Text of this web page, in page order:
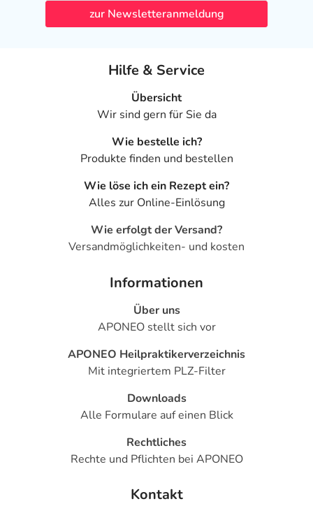
- Vermehrter Gallenfarbstoff (Bilirubin) im Blut
- Verminderte Nierenausscheidung von Kreatinin
- Gürtelrose (Herpes zoster-Infektion)
- Verminderung der Anzahl aller Blutkörperchen
- Knochenmarkstörung mit Blutbildungsstörung
(Knochenmarkdepression)
(Agranulozytose)
- Kopfschmerzen
- Benommenheit
- Das Lungenbindegewebe betreffende
- Entzündung der Lungenbläschen, die tödlich verlaufen
- Hautausschlag
- Entzündliche Hautrötung (Erythem)
- Bindehautentzündung
- Bei Immunschwäche auftretende Infektion, die tödlich
verlaufen kann
- Vergrößerung der Lymphknoten (Lymphom)
zur Newsletteranmeldung
Hilfe & Service
Übersicht
Wir sind gern für Sie da
Wie bestelle ich?
Produkte finden und bestellen
Wie löse ich ein Rezept ein?
Alles zur Online-Einlösung
Wie erfolgt der Versand?
Versandmöglichkeiten- und kosten
Informationen
Über uns
APONEO stellt sich vor
APONEO Heilpraktikerverzeichnis
Mit integriertem PLZ-Filter
Downloads
Alle Formulare auf einen Blick
Rechtliches
Rechte und Pflichten bei APONEO
Kontakt